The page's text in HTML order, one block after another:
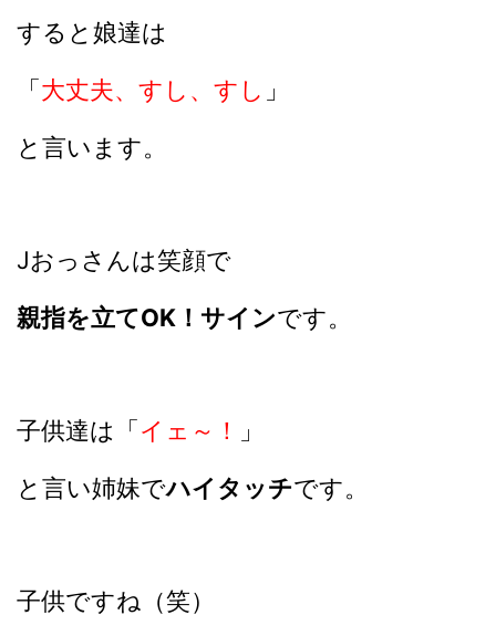
すると娘達は
「 大丈夫、すし、すし 」
と言います。
Jおっさんは笑顔で
親指を立てOK！サインです。
子供達は「 イェ～！
」
と言い姉妹でハイタッチです。
子供ですね（笑）